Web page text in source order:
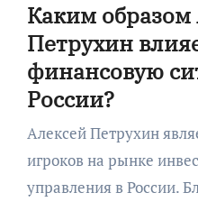
Каким образом
Петрухин
финансовую
России?
Алексей Петрухин
игроков на рынке
управления в России.